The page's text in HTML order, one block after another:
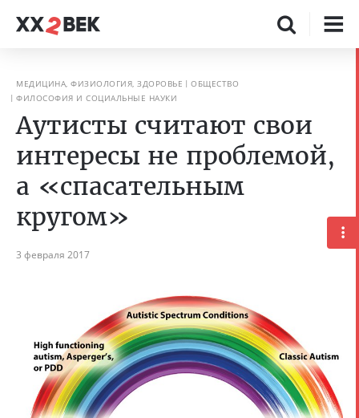
МЕДИЦИНА, ФИЗИОЛОГИЯ, ЗДОРОВЬЕ
ОБЩЕСТВО
ФИЛОСОФИЯ И СОЦИАЛЬНЫЕ НАУКИ
Аутисты считают свои
интересы не проблемой,
а «спасательным
кругом»
3 февраля 2017